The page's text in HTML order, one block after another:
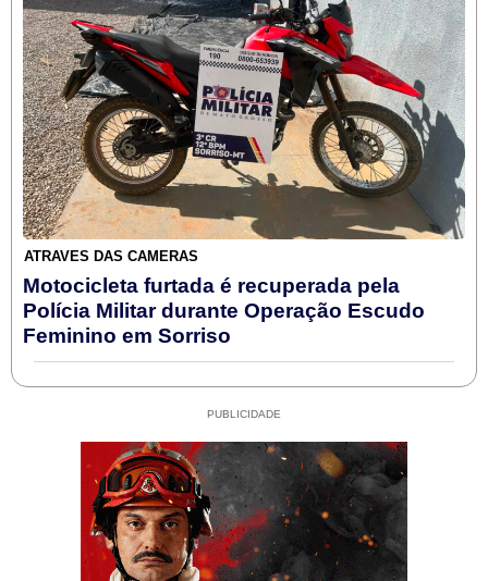
ATRAVÉS DAS CÂMERAS
Motocicleta furtada é recuperada pela
Polícia Militar durante Operação Escudo
Feminino em Sorriso
PUBLICIDADE